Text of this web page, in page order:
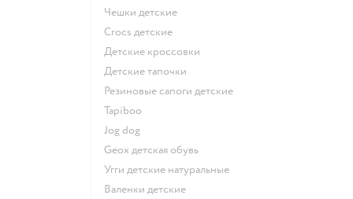
Чешки детские
Crocs детские
Детские кроссовки
Детские тапочки
Резиновые сапоги детские
Tapiboo
Jog dog
Geox детская обувь
Угги детские натуральные
Валенки детские